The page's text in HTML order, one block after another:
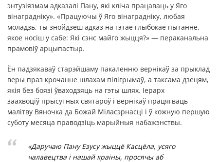
энтузіязмам адказалі Пану, які кліча працаваць у Яго
вінаградніку». «Працуючы ў Яго вінаградніку, любая
моладзь, ты знойдзеш адказ на гэтае глыбокае пытанне,
якое носіш у сабе: Які сэнс майго жыцця?» — пераканальна
прамовіў арцыпастыр.
Ён падзякаваў старэйшаму пакаленню вернікаў за прыклад
веры праз крочанне шлахам пілігрымаў, а таксама дзецям,
якія без боязі ўваходзяць на гэты шлях. Іерарх
заахвоціў прысутных святароў і вернікаў працягваць
малітву Вяночка да Божай Міласэрнасці і ў кожную першую
суботу месяца праводзіць марыйныя набажэнствы.
«Даручаю Пану Езусу жыццё Касцёла, усяго
чалавецтва і нашай краіны, просячы аб